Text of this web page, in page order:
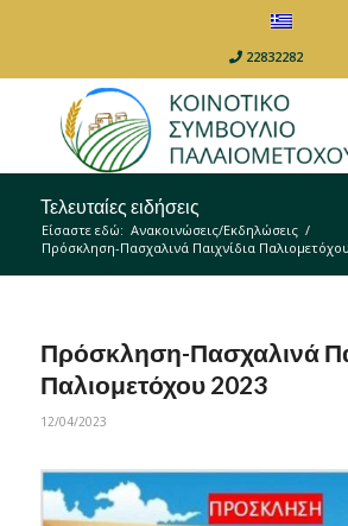
22832282
Τελευταίες ειδήσεις
Είσαστε εδώ: Ανακοινώσεις/Εκδηλώσεις /
Πρόσκληση-Πασχαλινά Παιχνίδια
Πρόσκληση-Πασχαλινά
Παλιομετόχου 2023
12/04/2023